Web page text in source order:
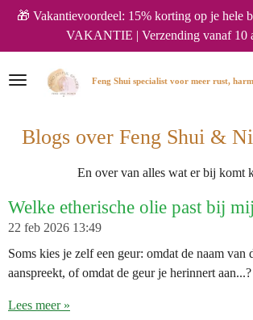
Ga
naar
de
hoofdinhoud
🎁 Vakantievoordeel: 15% korting op je hele
VAKANTIE | Verzending vanaf 10
Blogs over Feng Shui &
En over van alles wat er bij komt
Welke etherische olie past bij
22 feb 2026 13:49
Soms kies je zelf een geur: omdat de naam van
aanspreekt, of omdat de geur je herinnert aan...?
Lees meer »